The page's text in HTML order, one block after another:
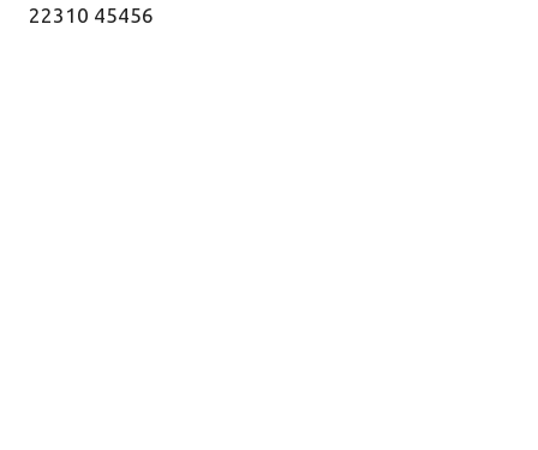
22310 45456